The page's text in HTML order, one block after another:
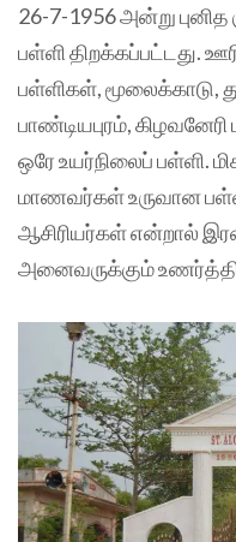
26-7-1956 அன்று புனித
பள்ளி திறக்கப்பட்டது.
பள்ளிகள், மூலைக்காடு,
பாண்டியபுரம்,
ஒரே உயர்நிலைப் பள்ளி.
மாணவர்கள் உருவான
ஆசிரியர்கள் என்றால்
அனைவருக்கும்